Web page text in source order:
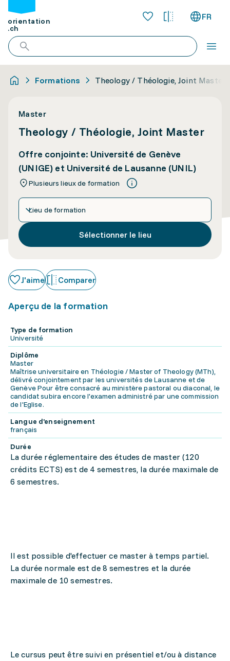
orientation
.ch
FR
Formations Theology / Théologie, Joint Master
Master
Theology / Théologie, Joint Master
Offre conjointe: Université de Genève
(UNIGE) et Université de Lausanne (UNIL)
Plusieurs lieux de formation
Lieu de formation
Sélectionner le lieu
J'aime Comparer
Aperçu de la formation
Type de formation
Université
Diplôme
Master
Maîtrise universitaire en Théologie / Master of Theology (MTh),
délivré conjointement par les universités de Lausanne et de
Genève Pour être consacré au ministère pastoral ou diaconal, le
candidat subira encore l'examen administré par une commission
de l'Eglise.
Langue d'enseignement
français
Durée
La durée réglementaire des études de master (120
crédits ECTS) est de 4 semestres, la durée maximale de
6 semestres.
Il est possible d'effectuer ce master à temps partiel.
La durée normale est de 8 semestres et la durée
maximale de 10 semestres.
Le cursus peut être suivi en présentiel et/ou à distance